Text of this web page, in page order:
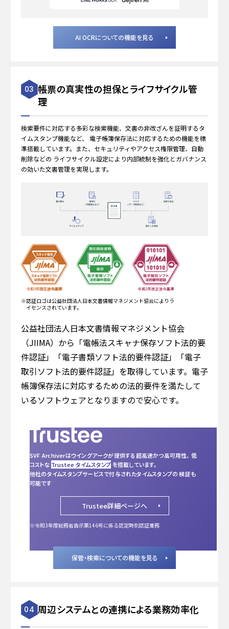
AI OCRについての機能を見る
03 帳票の真実性の担保とライフサイクル管
理
検索要件に対応する多彩な検索機能、文書の非改ざんを証明するタ
イムスタンプ機能など、
電子帳簿保存法に対応するための機能を標
準搭載しています。また、セキュリティやアクセス権限管理、自動
削除などの ライフサイクル設定により内部統制を強化とガバナンス
の効いた文書管理を実現します。
※認証ロゴは公益社団法人日本文書情報マネジメント協会によりラ
イセンスされています。
公益社団法人日本文書情報マネジメント協会
（JIIMA）から「電帳法スキャナ保存ソフト法的要
件認証」「電子書類ソフト法的要件認証」「電子
取引ソフト法的要件認証」を取得しています。電子
帳簿保存法に対応するための法的要件を満たして
いるソフトウェアとなりますので安心です。
※令和3年度総務省告示第146号に係る認定時刻認証業務
SVF Archiverはウイングアークが提供する超高速かつ高可用性、 低
コストな Trustee タイムスタンプ を搭載しています。
他社のタイムスタンプサービスで付与されたタイムスタンプの 検証も
可能です
Trustee詳細ページへ
保管・検索についての機能を見る
04 周辺システムとの連携による業務効率化